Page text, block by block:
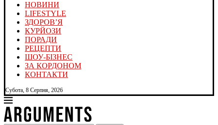
НОВИНИ
LIFESTYLE
ЗДОРОВ’Я
КУРЙОЗИ
ПОРАДИ
РЕЦЕПТИ
ШОУ-БІЗНЕС
ЗА КОРДОНОМ
КОНТАКТИ
Субота, 8 Серпня, 2026